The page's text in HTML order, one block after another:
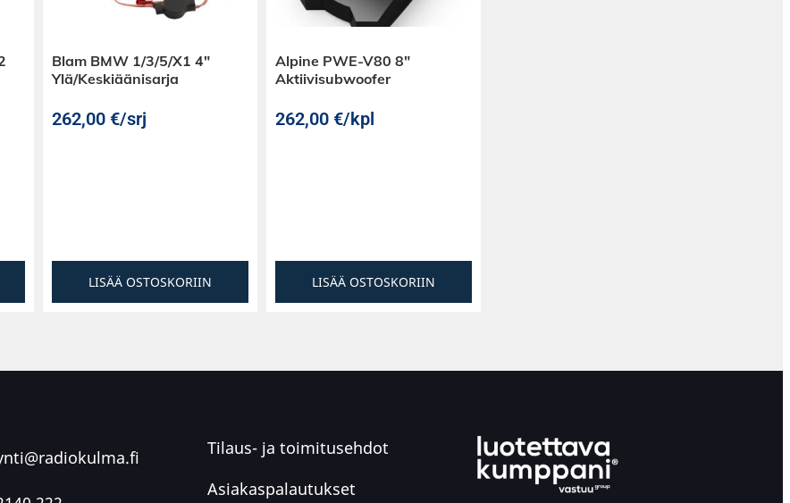
Blam BMW 1/3/5/X1 4″
Ylä/Keskiäänisarja
262,00 €/srj
LISÄÄ OSTOSKORIIN
Alpine PWE-V80 8″
Aktiivisubwoofer
262,00 €/kpl
LISÄÄ OSTOSKORIIN
Tilaus- ja toimitusehdot
Asiakaspalautukset